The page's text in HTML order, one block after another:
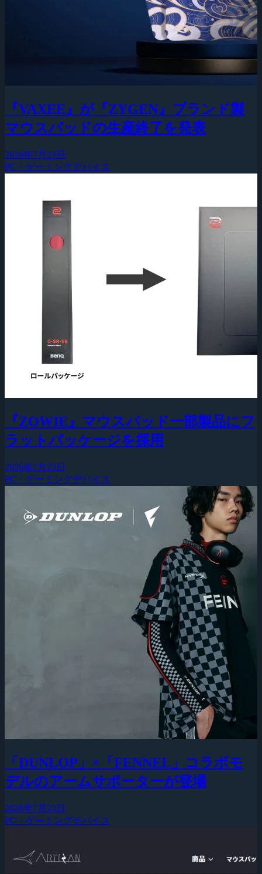
『VAXEE』が『ZYGEN』ブランド製
マウスパッドの生産終了を発表
2026年7月23日
PC・ゲーミングデバイス
『ZOWIE』マウスパッド一部製品にフ
ラットパッケージを採用
2026年7月23日
PC・ゲーミングデバイス
「DUNLOP」×「FENNEL」コラボモ
デルのアームサポーターが登場
2026年7月23日
PC・ゲーミングデバイス